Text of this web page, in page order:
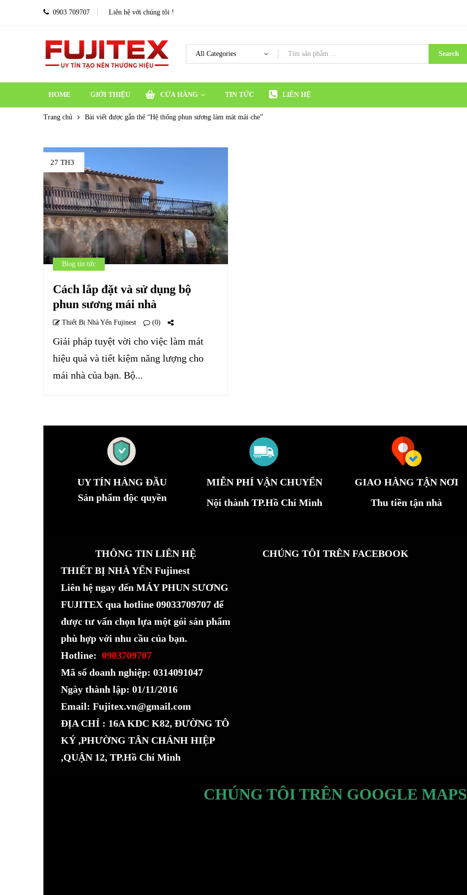
0903 709707 Liên hệ với chúng tôi !
Search
HOME GIỚI THIỆU CỬA HÀNG TIN TỨC LIÊN HỆ
Trang chủ Bài viết được gắn thẻ “Hệ thống phun sương làm mát mái che”
27 TH3
Blog tin tức
Cách lắp đặt và sử dụng bộ
phun sương mái nhà
Thiết Bị Nhà Yến Fujinest (0)
Giải pháp tuyệt vời cho việc làm mát
hiệu quả và tiết kiệm năng lượng cho
mái nhà của bạn. Bộ...
UY TÍN HÀNG ĐẦU
Sản phẩm độc quyền
MIỄN PHÍ VẬN CHUYỂN
Nội thành TP.Hồ Chí Minh
GIAO HÀNG TẬN NƠI
Thu tiền tận nhà
THÔNG TIN LIÊN HỆ
THIẾT BỊ NHÀ YẾN Fujinest
Liên hệ ngay đến MÁY PHUN SƯƠNG
FUJITEX qua hotline 09033709707 để
được tư vấn chọn lựa một gói sản phẩm
phù hợp với nhu cầu của bạn.
Hotline: 0903709707
Mã số doanh nghiệp: 0314091047
Ngày thành lập: 01/11/2016
Email: Fujitex.vn@gmail.com
ĐỊA CHỈ : 16A KDC K82, ĐƯỜNG TÔ
KÝ ,PHƯỜNG TÂN CHÁNH HIỆP
,QUẬN 12, TP.Hồ Chí Minh
CHÚNG TÔI TRÊN FACEBOOK
CHÚNG TÔI TRÊN GOOGLE MAPS